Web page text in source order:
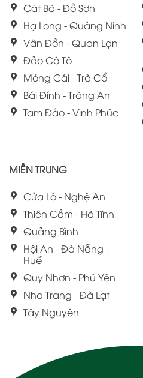
Cát Bà - Đồ Sơn
Hạ Long - Quảng Ninh
Vân Đồn - Quan Lạn
Đảo Cô Tô
Móng Cái - Trà Cổ
Bái Đính - Tràng An
Tam Đảo - Vĩnh Phúc
MIỀN TRUNG
Cửa Lò - Nghệ An
Thiên Cầm - Hà Tĩnh
Quảng Bình
Hội An - Đà Nẵng -
Huế
Quy Nhơn - Phú Yên
Nha Trang - Đà Lạt
Tây Nguyên